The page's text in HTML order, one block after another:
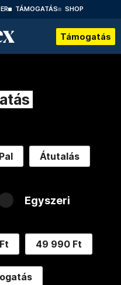
TÁMOGATÁS SHOP
Támogatás
Átutalás
Egyszeri
49 990 Ft